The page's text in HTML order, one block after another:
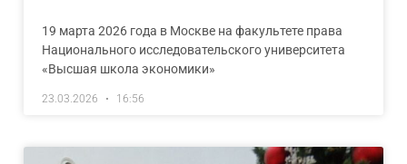
19 марта 2026 года в Москве на факультете права
Национального исследовательского университета
«Высшая школа экономики»
23.03.2026 16:56